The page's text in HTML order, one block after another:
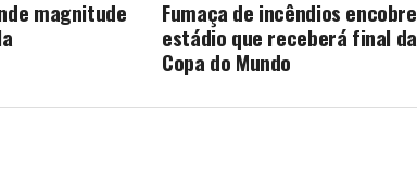
Fumaça de incêndios encobre
estádio que receberá final da
Copa do Mundo
magnitude